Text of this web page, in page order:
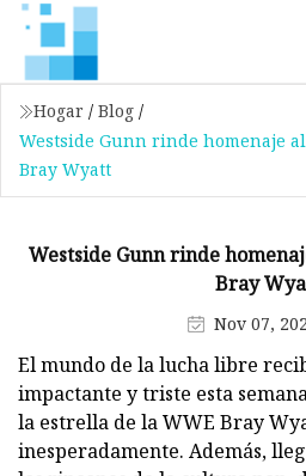
Hogar / Blog /
Westside Gunn rinde homenaje
Bray Wyatt
Westside Gunn rinde
Bray
Nov 07,
El mundo de la lucha libre
impactante y triste esta
la estrella de la WWE Bray
inesperadamente. Además,